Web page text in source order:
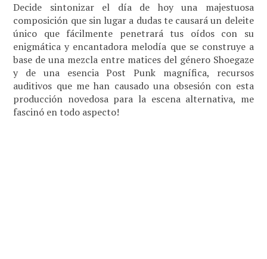
Decide sintonizar el día de hoy una majestuosa
composición que sin lugar a dudas te causará un deleite
único que fácilmente penetrará tus oídos con su
enigmática y encantadora melodía que se construye a
base de una mezcla entre matices del género Shoegaze
y de una esencia Post Punk magnífica, recursos
auditivos que me han causado una obsesión con esta
producción novedosa para la escena alternativa, me
fascinó en todo aspecto!